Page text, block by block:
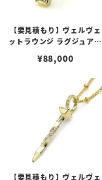
【要見積もり】ヴェルヴェ
ットラウンジ ラグジュアリ
K18/ダイヤモンド
¥88,000
【要見積もり】ヴェルヴェ